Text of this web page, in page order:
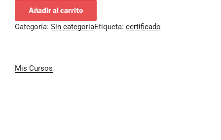
Añadir al carrito
Categoría: Sin categoríaEtiqueta: certificado
Mis Cursos